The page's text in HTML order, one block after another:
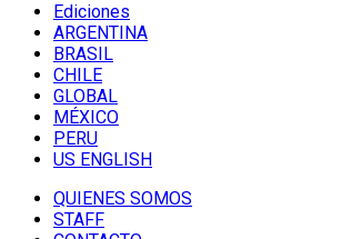
Ediciones
ARGENTINA
BRASIL
CHILE
GLOBAL
MÉXICO
PERU
US ENGLISH
QUIENES SOMOS
STAFF